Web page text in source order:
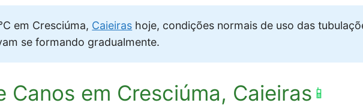
em Cresciúma, Caieiras hoje, condições normais de uso das
se formando gradualmente.
Canos em Cresciúma, Caieiras 📱